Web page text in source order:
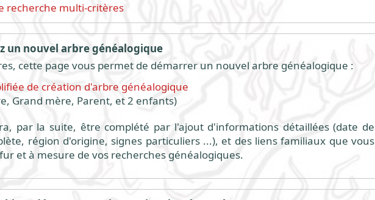
recherche multi-critères
un nouvel arbre généalogique
cette page vous permet de démarrer un nouvel arbre généalogique :
de création d'arbre généalogique
Grand mère, Parent, et 2 enfants)
par la suite, être complété par l'ajout d'informations détaillées (date de
région d'origine, signes particuliers ...), et des liens familiaux que vous
et à mesure de vos recherches généalogiques.